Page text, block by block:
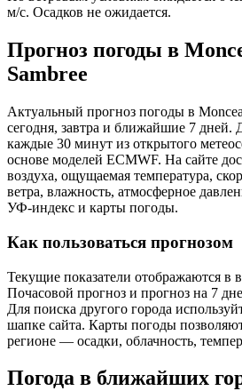
м/с. Осадков не ожидается.
Прогноз погоды в
Sambreе
Актуальный прогноз погоды в
сегодня, завтра и ближайшие 7 дней.
каждые 30 минут из открытого
основе моделей ECMWF. На сайте
воздуха, ощущаемая температура,
ветра, влажность, атмосферное
УФ-индекс и карты погоды.
Как пользоваться прогнозом
Текущие показатели отображаются в
Почасовой прогноз и прогноз на 7
Для поиска другого города
шапке сайта. Карты погоды
регионе — осадки, облачность,
Погода в ближайших